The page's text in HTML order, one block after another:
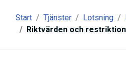
Start Tjänster Lotsning
Riktvärden och